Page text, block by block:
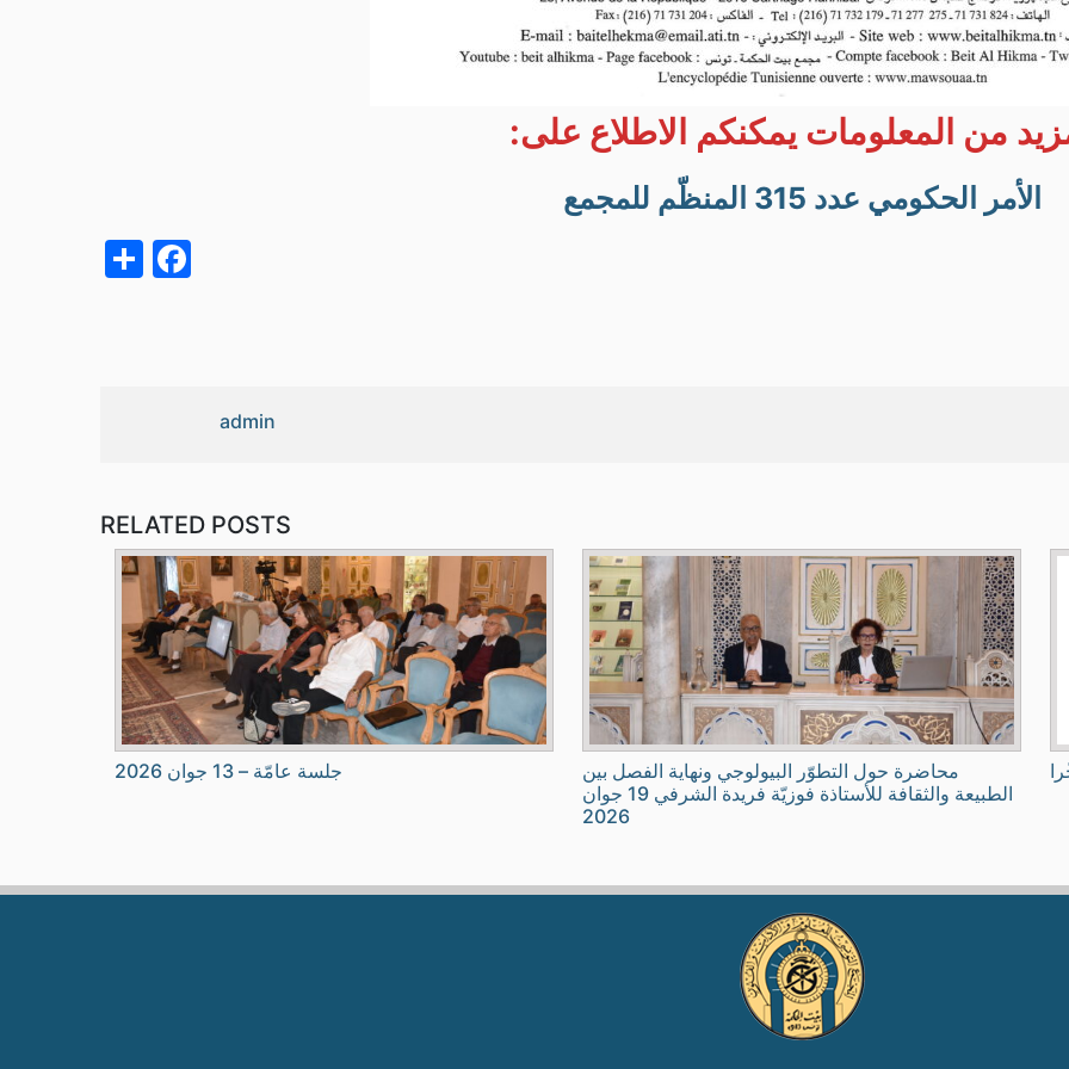
من المعلومات يمكنكم الاطلاع على:
الأمر الحكومي عدد 315 المنظّم للمجمع
admin
RELATED POSTS
محاضرة حول التطوّر البيولوجي ونهاية الفصل بين
الطبيعة والثقافة للأستاذة فوزيّة فريدة الشرفي 19 جوان
2026
جلسة عامّة – 13 جوان 2026